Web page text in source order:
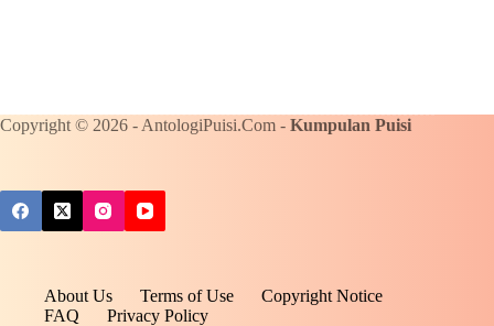
Copyright © 2026 - AntologiPuisi.Com - Kumpulan Puisi
About Us Terms of Use
Copyright Notice
FAQ
Privacy Policy